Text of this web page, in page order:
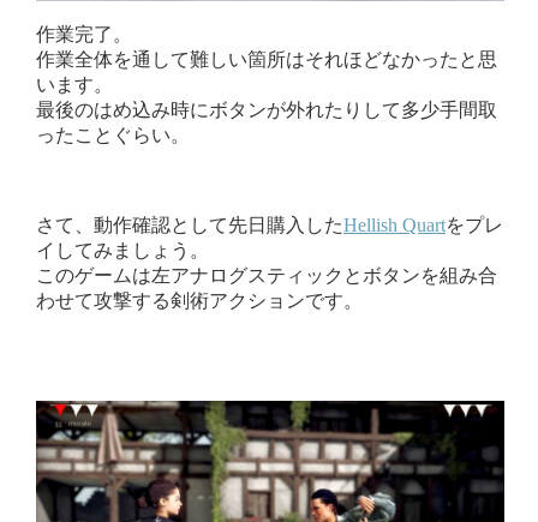
作業完了。
作業全体を通して難しい箇所はそれほどなかったと思
います。
最後のはめ込み時にボタンが外れたりして多少手間取
ったことぐらい。
さて、動作確認として先日購入したHellish Quartをプレ
イしてみましょう。
このゲームは左アナログスティックとボタンを組み合
わせて攻撃する剣術アクションです。